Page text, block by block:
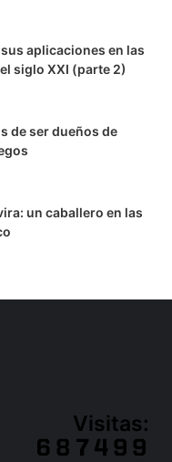
aplicaciones en las
siglo XXI (parte 2)
de ser dueños de
un caballero en las
Visitas: